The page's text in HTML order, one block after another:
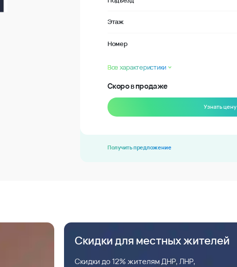
Этаж
Номер
Все характеристики
Скоро в продаже
Узнать цену
Получить предложение
Скидки для местных жителей
Скидки до 12% жителям ДНР, ЛНР,